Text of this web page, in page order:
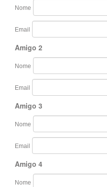
Nome
Email
Amigo 2
Nome
Email
Amigo 3
Nome
Email
Amigo 4
Nome